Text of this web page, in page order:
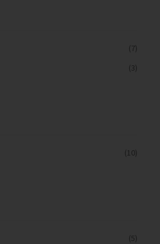
(7)
(3)
(10)
(5)